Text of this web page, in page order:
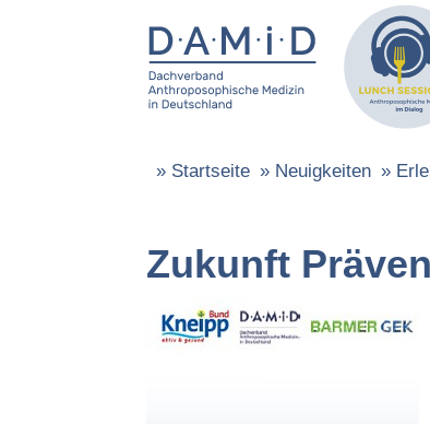
» Startseite » Neuigkeiten »
Zukunft